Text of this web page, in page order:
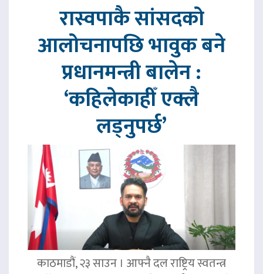
रास्वपाकै सांसदको
आलोचनापछि भावुक बने
प्रधानमन्त्री बालेन :
‘कहिलेकाहीँ एक्लै
लड्नुपर्छ’
काठमाडौं, २३ साउन । आफ्नै दल राष्ट्रिय स्वतन्त्र